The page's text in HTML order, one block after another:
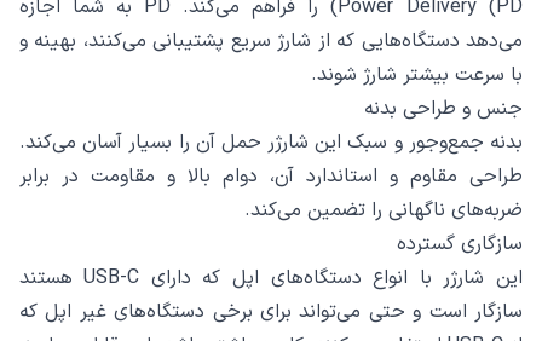
Power Delivery (PD) را فراهم می‌کند. PD به شما اجازه
می‌دهد دستگاه‌هایی که از شارژ سریع پشتیبانی می‌کنند، بهینه و
با سرعت بیشتر شارژ شوند.
جنس و طراحی بدنه
بدنه جمع‌وجور و سبک این شارژر حمل آن را بسیار آسان می‌کند.
طراحی مقاوم و استاندارد آن، دوام بالا و مقاومت در برابر
ضربه‌های ناگهانی را تضمین می‌کند.
سازگاری گسترده
این شارژر با انواع دستگاه‌های اپل که دارای USB-C هستند
سازگار است و حتی می‌تواند برای برخی دستگاه‌های غیر اپل که